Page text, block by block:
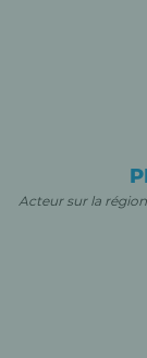
Acteur sur la